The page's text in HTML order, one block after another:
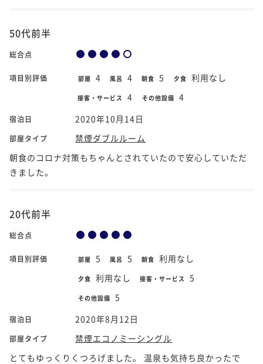
50代前半
総合点
項目別評価 部屋 4 風呂 4 朝食 5 夕食 利用なし
接客・サービス 4 その他設備 4
宿泊日 2020年10月14日
部屋タイプ
禁煙ダブルルーム
朝食のコロナ対策もちゃんとされていたので安心していただ
きました。
20代前半
総合点
項目別評価 部屋 5 風呂 5 朝食 利用なし
夕食 利用なし 接客・サービス 5
その他設備 5
宿泊日 2020年8月12日
部屋タイプ
禁煙エコノミーシングル
とてもゆっくりくつろげました。 温泉も気持ち良かったで